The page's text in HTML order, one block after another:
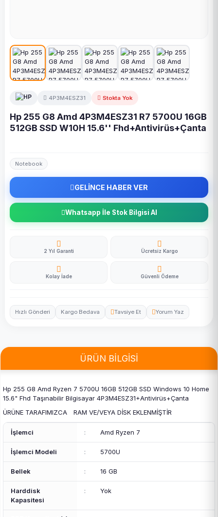
4P3M4ESZ31 Stokta Yok
Hp 255 G8 Amd 4P3M4ESZ31 R7 5700U 16GB
512GB SSD W10H 15.6'' Fhd+Antivirüs+Çanta
Notebook
GELİNCE HABER VER
Whatsapp İle Stok Bilgisi Al
2 Yıl Garanti Ücretsiz Kargo
Kolay İade Güvenli Ödeme
Hızlı Gönderi Kargo Bedava Tavsiye Et Yorum Yaz
ÜRÜN BİLGİSİ
Hp 255 G8 Amd Ryzen 7 5700U 16GB 512GB SSD Windows 10 Home
15.6" Fhd Taşınabilir Bilgisayar 4P3M4ESZ31+Antivirüs+Çanta
ÜRÜNE TARAFIMIZCA RAM VE/VEYA DİSK EKLENMİŞTİR
İşlemci : Amd Ryzen 7
İşlemci Modeli : 5700U
Bellek : 16 GB
Harddisk
Kapasitesi
: Yok